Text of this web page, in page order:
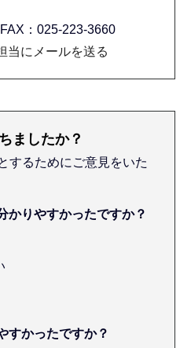
：025-223-3660
当にメールを送る
ましたか？
するためにご意見をいた
かりやすかったですか？
すかったですか？